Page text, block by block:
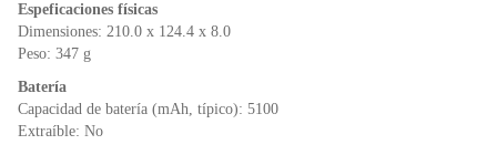
Espeficaciones físicas
Dimensiones: 210.0 x 124.4 x 8.0
Peso: 347 g
Batería
Capacidad de batería (mAh, típico): 5100
Extraíble: No